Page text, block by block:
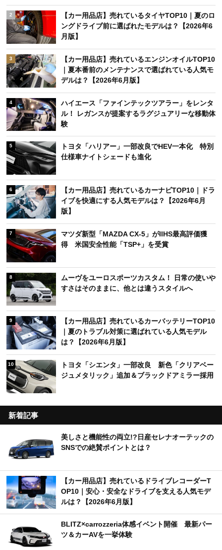
2
【カー用品店】売れているタイヤTOP10｜夏のロ
ングドライブ前に選ばれたモデルは？【2026年6
月版】
3
【カー用品店】売れているエンジンオイルTOP10
｜夏本番前のメンテナンスで選ばれている人気モ
デルは？【2026年6月版】
4
ハイエース「ファインテックツアラー」をレンタ
ル！ レガンスが提案するラグジュアリーな移動体
験
5
トヨタ「ハリアー」一部改良でHEV一本化 特別
仕様車ナイトシェードも進化
6
【カー用品店】売れているカーナビTOP10｜ドラ
イブを快適にする人気モデルは？【2026年6月
版】
7
マツダ新型「MAZDA CX-5」がIIHS最高評価獲
得 米国安全性能「TSP+」を受賞
8
ムーヴをユーロスポーツカスタム！ 日常の使いや
すさはそのままに、他とは違うスタイルへ
9
【カー用品店】売れているカーバッテリーTOP10
｜夏のトラブル対策に選ばれている人気モデル
は？【2026年6月版】
10
トヨタ「シエンタ」一部改良 新色「クリアベー
ジュメタリック」追加＆ブラックドアミラー採用
新着記事
美しさと機能性の両立!?日産セレナオーテックの
SNSでの絶賛ポイントとは？
【カー用品店】売れているドライブレコーダーT
OP10｜安心・安全なドライブを支える人気モデ
ルは？【2026年6月版】
BLITZ×carrozzeria体感イベント開催 最新パー
ツ＆カーAVを一挙体験